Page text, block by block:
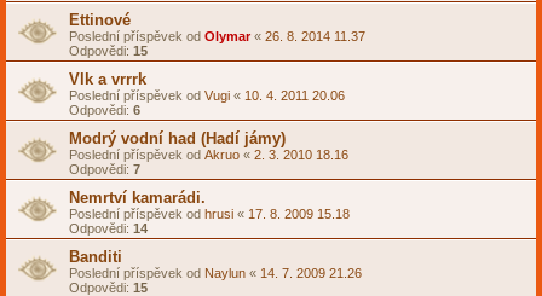
Ettinové
Poslední příspěvek od Olymar« 26. 8. 2014 11.37
Odpovědi: 15
Vlk a vrrrk
Poslední příspěvek od Vugi « 10. 4. 2011 20.06
Odpovědi: 6
Modrý vodní had (Hadí jámy)
Poslední příspěvek od Akruo « 2. 3. 2010 18.16
Odpovědi: 7
Nemrtví kamarádi.
Poslední příspěvek od hrusi « 17. 8. 2009 15.18
Odpovědi: 14
Banditi
Poslední příspěvek od Naylun « 14. 7. 2009 21.26
Odpovědi: 15